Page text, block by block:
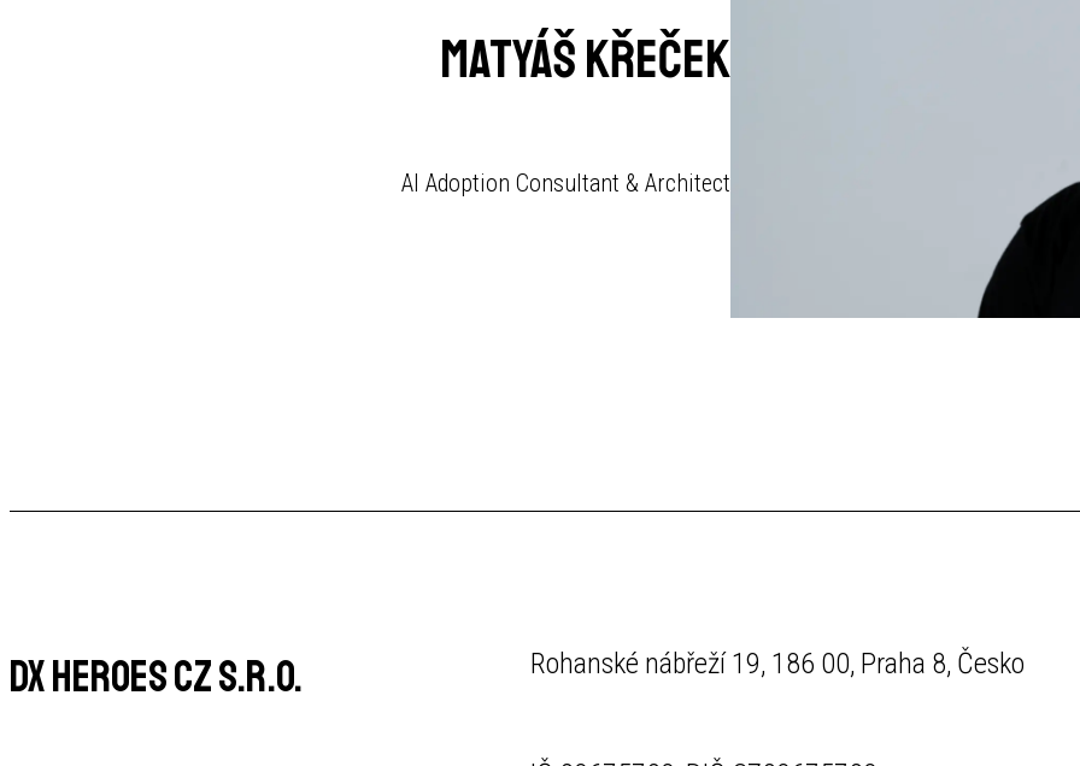
Matyáš Křeček
AI Adoption Consultant & Architect
DX Heroes CZ s.r.o. Rohanské nábřeží 19, 186 00, Praha 8, Česko